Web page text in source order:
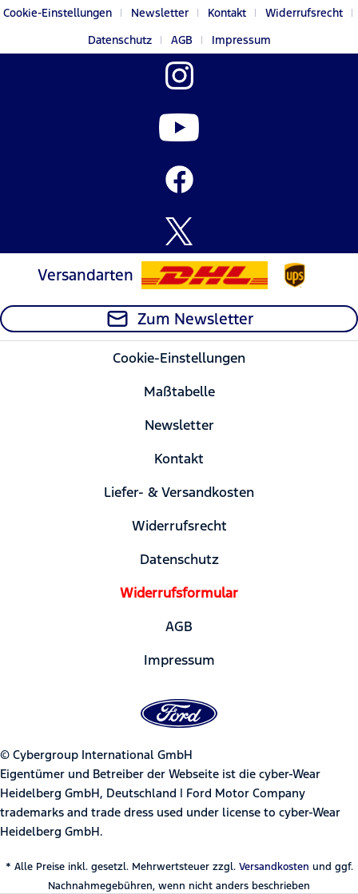
Cookie-Einstellungen Newsletter Kontakt
Widerrufsrecht
Datenschutz
AGB Impressum
Versandarten
Zum Newsletter
Cookie-Einstellungen
Maßtabelle
Newsletter
Kontakt
Liefer- & Versandkosten
Widerrufsrecht
Datenschutz
Widerrufsformular
AGB
Impressum
© Cybergroup International GmbH
Eigentümer und Betreiber der Webseite ist die cyber-Wear
Heidelberg GmbH, Deutschland | Ford Motor Company
trademarks and trade dress used under license to cyber-Wear
Heidelberg GmbH.
* Alle Preise inkl. gesetzl. Mehrwertsteuer zzgl. Versandkosten und ggf.
Nachnahmegebühren, wenn nicht anders beschrieben